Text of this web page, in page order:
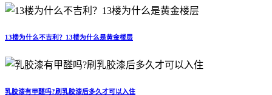
13楼为什么不吉利？13楼为什么是黄金楼层
乳胶漆有甲醛吗?刷乳胶漆后多久才可以入住